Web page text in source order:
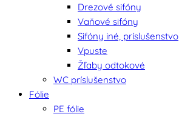
Drezové sifóny
Vaňové sifóny
Sifóny iné, príslušenstvo
Vpuste
Žľaby odtokové
WC príslušenstvo
Fólie
PE fólie